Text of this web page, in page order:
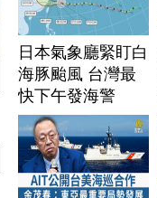
日本氣象廳緊盯白
海豚颱風 台灣最
快下午發海警